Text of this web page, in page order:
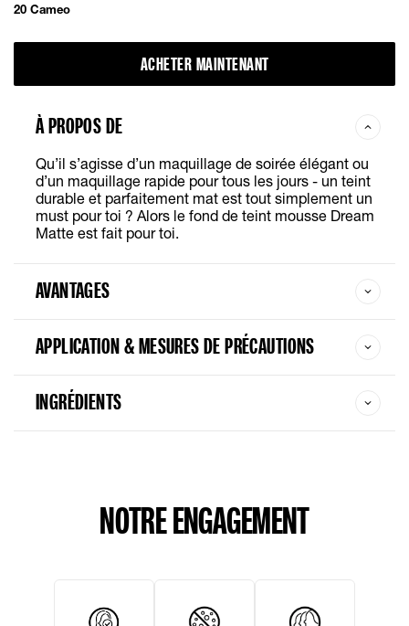
20 Cameo
ACHETER MAINTENANT
À PROPOS DE
Qu’il s’agisse d’un maquillage de soirée élégant ou
d’un maquillage rapide pour tous les jours - un teint
durable et parfaitement mat est tout simplement un
must pour toi ? Alors le fond de teint mousse Dream
Matte est fait pour toi.
AVANTAGES
APPLICATION & MESURES DE PRÉCAUTIONS
INGRÉDIENTS
NOTRE ENGAGEMENT